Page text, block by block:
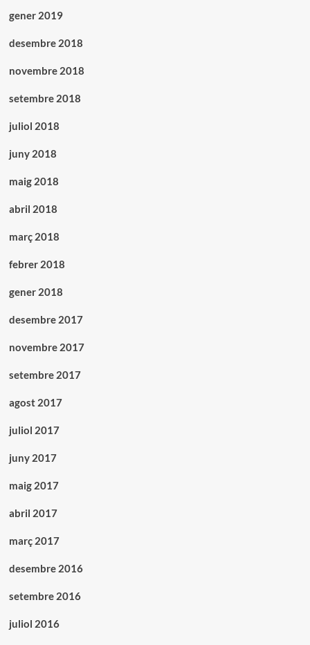
gener 2019
desembre 2018
novembre 2018
setembre 2018
juliol 2018
juny 2018
maig 2018
abril 2018
març 2018
febrer 2018
gener 2018
desembre 2017
novembre 2017
setembre 2017
agost 2017
juliol 2017
juny 2017
maig 2017
abril 2017
març 2017
desembre 2016
setembre 2016
juliol 2016